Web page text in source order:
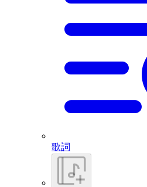
歌詞